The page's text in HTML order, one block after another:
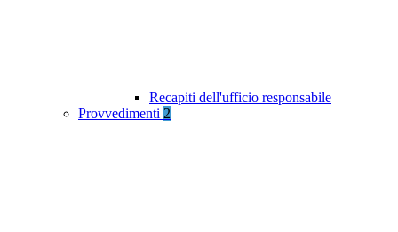
Recapiti dell'ufficio responsabile
Provvedimenti 2